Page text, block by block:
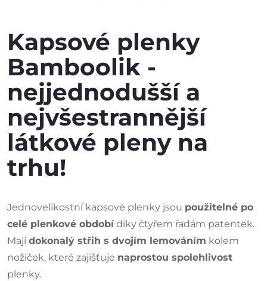
Kapsové plenky
Bamboolik -
nejjednodušší a
nejvšestrannější
látkové pleny na
trhu!
Jednovelikostní kapsové plenky jsou použitelné po
celé plenkové obdobídíky čtyřem řadám patentek.
Majídokonalý střih s dvojím lemováním kolem
nožiček, které zajišťuje naprostou spolehlivost
plenky.